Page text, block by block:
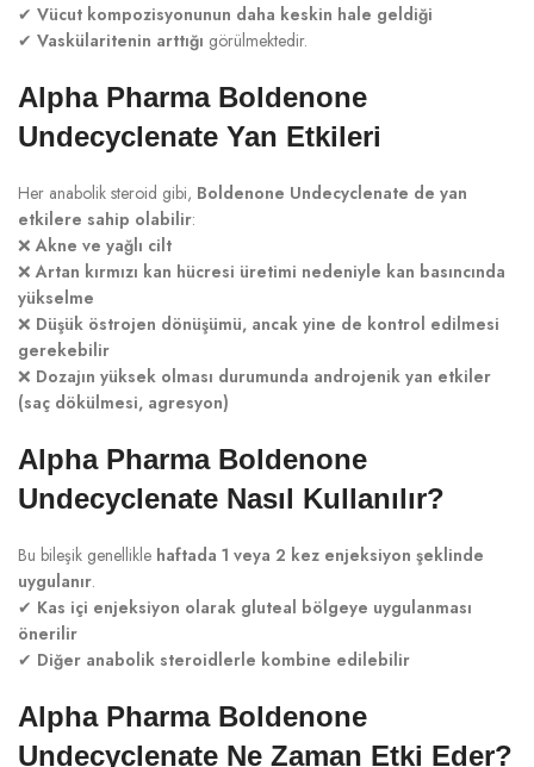
✔ Vücut kompozisyonunun daha keskin hale geldiği
✔ Vaskülaritenin arttığı görülmektedir.
Alpha Pharma Boldenone
Undecyclenate Yan Etkileri
Her anabolik steroid gibi, Boldenone Undecyclenate de yan
etkilere sahip olabilir:
❌Akne ve yağlı cilt
❌Artan kırmızı kan hücresi üretimi nedeniyle kan basıncında
yükselme
❌ Düşük östrojen dönüşümü, ancak yine de kontrol edilmesi
gerekebilir
❌ Dozajın yüksek olması durumunda androjenik yan etkiler
(saç dökülmesi, agresyon)
Alpha Pharma Boldenone
Undecyclenate Nasıl Kullanılır?
Bu bileşik genellikle haftada 1 veya 2 kez enjeksiyon şeklinde
uygulanır.
✔ Kas içi enjeksiyon olarak gluteal bölgeye uygulanması
önerilir
✔ Diğer anabolik steroidlerle kombine edilebilir
Alpha Pharma Boldenone
Undecyclenate Ne Zaman Etki Eder?